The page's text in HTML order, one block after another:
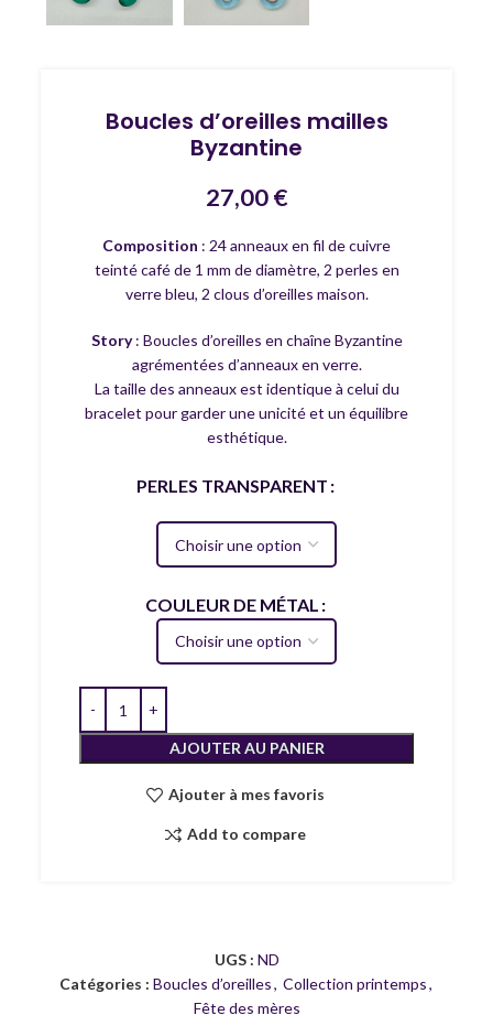
Boucles d’oreilles mailles
Byzantine
27,00€
Composition : 24 anneaux en fil de cuivre
teinté café de 1 mm de diamètre, 2 perles en
verre bleu, 2 clous d’oreilles maison.
Story: Boucles d’oreilles en chaîne Byzantine
agrémentées d’anneaux en verre.
La taille des anneaux est identique à celui du
bracelet pour garder une unicité et un équilibre
esthétique.
PERLES TRANSPARENT
COULEUR DE MÉTAL
AJOUTER AU PANIER
Ajouter à mes favoris
Add to compare
UGS : ND
Catégories : Boucles d’oreilles, Collection printemps,
Fête des mères